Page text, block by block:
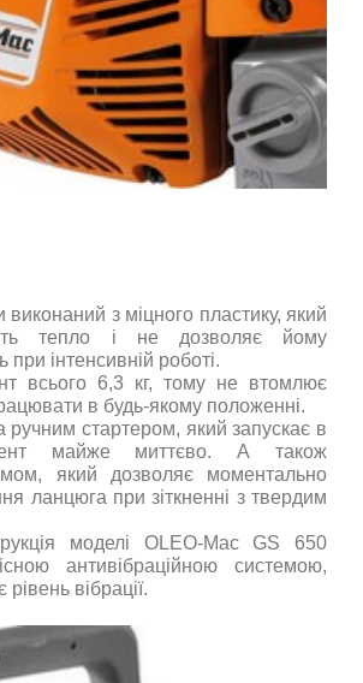
з міцного пластику, який
тепло і не дозволяє йому
при інтенсивній роботі.
всього 6,3 кг, тому не втомлює
в будь-якому положенні.
стартером, який запускає в
майже миттєво. А також
який дозволяє моментально
ланцюга при зіткненні з твердим
моделі OLEO-Маc GS 650
антивібраційною системою,
вібрації.